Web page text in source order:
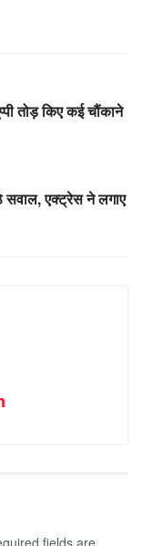
तोड़ किए कई चौंकाने
एक्ट्रेस ने लगाए
fields are